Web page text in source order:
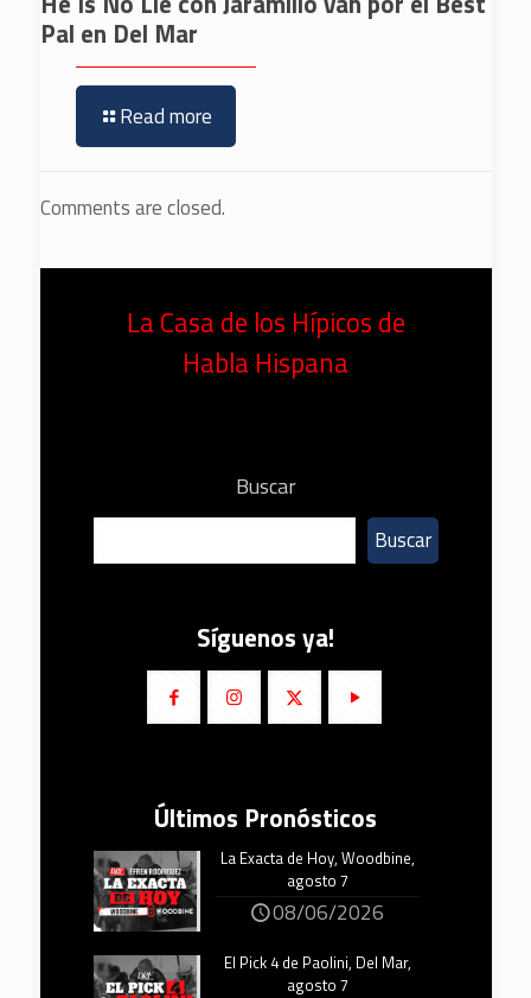
Pal en Del Mar
Read more
Comments are closed.
La Casa de los Hípicos de
Habla Hispana
Buscar
Buscar
Síguenos ya!
Últimos Pronósticos
La Exacta de Hoy, Woodbine,
agosto 7
08/06/2026
El Pick 4 de Paolini, Del Mar,
agosto 7